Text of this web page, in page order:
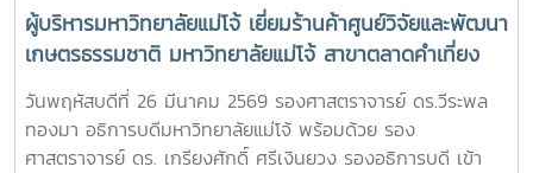
ผู้บริหารมหาวิทยาลัยแม่โจ้ เยี่ยมร้านค้าศูนย์วิจัยและพัฒนา
เกษตรธรรมชาติ มหาวิทยาลัยแม่โจ้ สาขาตลาดคำเที่ยง
เพื่อเป็นแหล่งรวมสินค้าออร์แกนิก และ ผลิตภัณฑ์สินค้า
เกษตรอินทรีย์
วันพฤหัสบดีที่ 26 มีนาคม 2569 รองศาสตราจารย์ ดร.วีระพล
ทองมา อธิการบดีมหาวิทยาลัยแม่โจ้ พร้อมด้วย รอง
ศาสตราจารย์ ดร. เกรียงศักดิ์ ศรีเงินยวง รองอธิการบดี เข้า